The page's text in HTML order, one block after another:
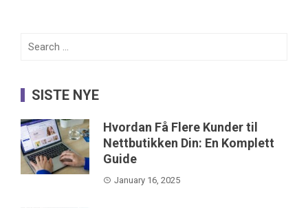
Search
SISTE NYE
Hvordan Få Flere Kunder til
Nettbutikken Din: En Komplett
Guide
January 16, 2025